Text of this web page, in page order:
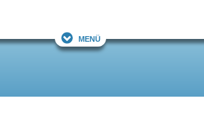
Menü